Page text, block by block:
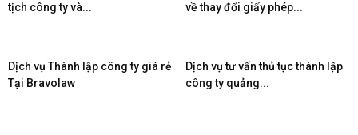
tịch công ty và...
về thay đổi giấy phép...
Dịch vụ Thành lập công ty giá rẻ
Tại Bravolaw
Dịch vụ tư vấn thủ tục thành lập
công ty quảng...